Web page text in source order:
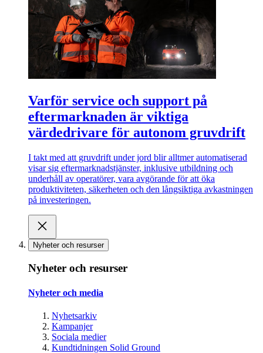
Varför service och support på
eftermarknaden är viktiga
värdedrivare för autonom gruvdrift
I takt med att gruvdrift under jord blir alltmer automatiserad
visar sig eftermarknadstjänster, inklusive utbildning och
underhåll av operatörer, vara avgörande för att öka
produktiviteten, säkerheten och den långsiktiga avkastningen
på investeringen.
Nyheter och resurser
Nyheter och resurser
Nyheter och media
Nyhetsarkiv
Kampanjer
Sociala medier
Kundtidningen Solid Ground